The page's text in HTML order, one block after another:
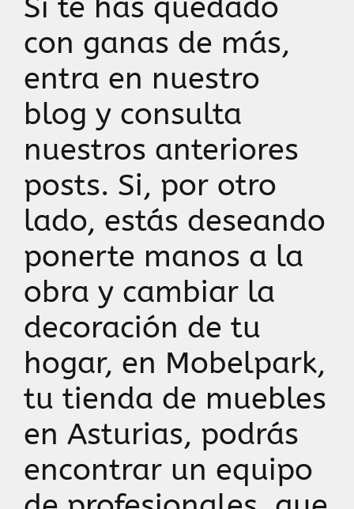
Si te has quedado
con ganas de más,
entra en nuestro
blog y consulta
nuestros anteriores
posts. Si, por otro
lado, estás deseando
ponerte manos a la
obra y cambiar la
decoración de tu
hogar, en Mobelpark,
tu tienda de muebles
en Asturias, podrás
encontrar un equipo